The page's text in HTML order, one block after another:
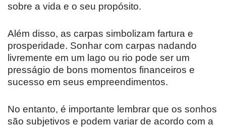
sobre a vida e o seu propósito.
Além disso, as carpas simbolizam fartura e
prosperidade. Sonhar com carpas nadando
livremente em um lago ou rio pode ser um
presságio de bons momentos financeiros e
sucesso em seus empreendimentos.
No entanto, é importante lembrar que os sonhos
são subjetivos e podem variar de acordo com a